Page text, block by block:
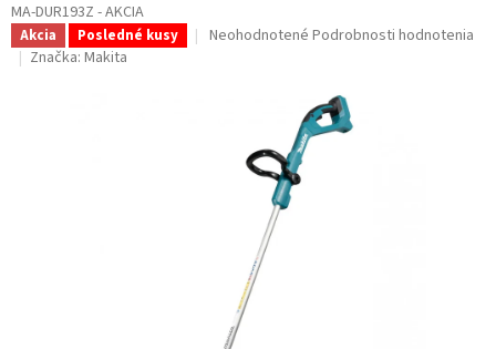
MA-DUR193Z - AKCIA
Akcia Posledné kusy Priemerné hodnotenie produktu je 0,0 z 5
Neohodnotené Podrobnosti hodnotenia
Značka: Makita